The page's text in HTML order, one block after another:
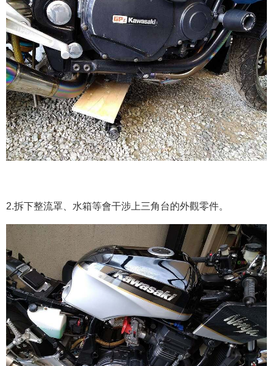
2.拆下整流罩、水箱等會干涉上三角台的外觀零件。